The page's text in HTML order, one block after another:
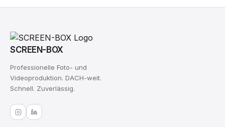
SCREEN-BOX
Professionelle Foto- und
Videoproduktion. DACH-weit.
Schnell. Zuverlässig.